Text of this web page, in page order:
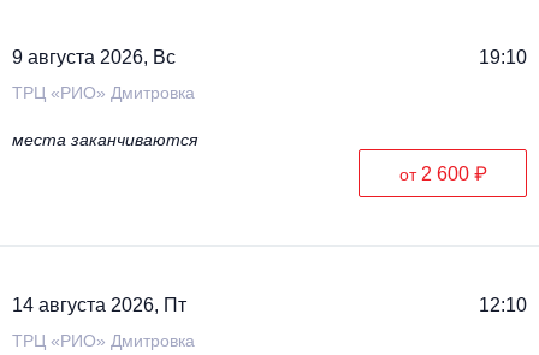
9 августа 2026, Вс 19:10
ТРЦ «РИО» Дмитровка
места заканчиваются
от 2 600 ₽
14 августа 2026, Пт 12:10
ТРЦ «РИО» Дмитровка